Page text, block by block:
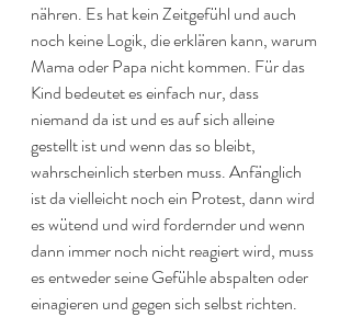
nähren. Es hat kein Zeitgefühl und auch
noch keine Logik, die erklären kann, warum
Mama oder Papa nicht kommen. Für das
Kind bedeutet es einfach nur, dass
niemand da ist und es auf sich alleine
gestellt ist und wenn das so bleibt,
wahrscheinlich sterben muss. Anfänglich
ist da vielleicht noch ein Protest, dann wird
es wütend und wird fordernder und wenn
dann immer noch nicht reagiert wird, muss
es entweder seine Gefühle abspalten oder
einagieren und gegen sich selbst richten.